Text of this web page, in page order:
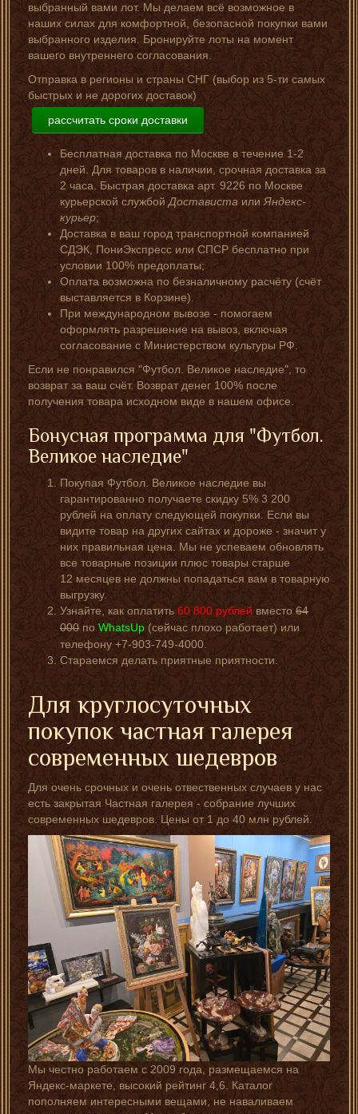
выбранный вами лот. Мы делаем всё возможное в
наших силах для комфортной, безопасной покупки вами
выбранного изделия. Бронируйте лоты на момент
вашего внутреннего согласования.
Отправка в регионы и страны СНГ (выбор из 5-ти самых
быстрых и не дорогих доставок)
рассчитать сроки доставки
Бесплатная доставка по Москве в течение 1-2
дней. Для товаров в наличии, срочная доставка за
2 часа. Быстрая доставка арт. 9226 по Москве
курьерской службойДоставистаилиЯндекс-
курьер;
Доставка в ваш город транспортной компанией
СДЭК, ПониЭкспресс или СПСР бесплатно при
условии 100% предоплаты;
Оплата возможна по безналичному расчёту (счёт
выставляется в Корзине).
При международном вывозе - помогаем
оформлять разрешение на вывоз, включая
согласование с Министерством культуры РФ.
Если не понравился "Футбол. Великое наследие", то
возврат за ваш счёт. Возврат денег 100% после
получения товара исходном виде в нашем офисе.
Бонусная программа для "Футбол.
Великое наследие"
Покупая Футбол. Великое наследие вы
гарантированно получаете скидку 5% 3 200
рублей на оплату следующей покупки. Если вы
видите товар на других сайтах и дороже - значит у
них правильная цена. Мы не успеваем обновлять
все товарные позиции плюс товары старше
12 месяцев не должны попадаться вам в товарную
выгрузку.
Узнайте, как оплатить60 800 рублейвместо64
000поWhatsUp (сейчас плохо работает) или
телефону +7-903-749-4000.
Стараемся делать приятные приятности.
Для круглосуточных
покупок частная галерея
современных шедевров
Для очень срочных и очень отвественных случаев у нас
есть закрытая Частная галерея - собрание лучших
современных шедевров. Цены от 1 до 40 млн рублей.
Мы честно работаем с 2009 года, размещаемся на
Яндекс-маркете, высокий рейтинг 4,6. Каталог
пополняем интересными вещами, не наваливаем